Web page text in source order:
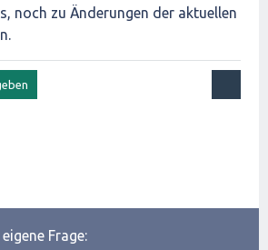
noch zu Änderungen der aktuellen
Frage: